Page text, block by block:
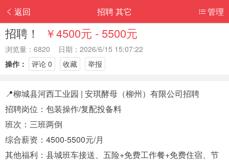
返回 管理
招聘 其它
招聘！ ￥4500元 - 5500元
浏览量：6820 日期：2026/6/15 15:07:22
操作：
评论 0 收藏 举报
📍柳城县河西工业园 | 安琪酵母（柳州）有限公司招聘
招聘岗位：包装操作/复配投备料
班次：三班两倒
综合薪资：4500-5500元/月
其他福利：县城班车接送、五险+免费工作餐+免费住宿、节